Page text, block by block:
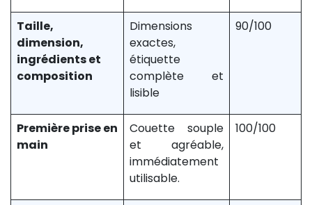
Taille,
dimension,
ingrédients et
composition
Dimensions
exactes,
étiquette
complète et
lisible
90/100
Première prise en
main
Couette souple
et agréable,
immédiatement
utilisable.
100/100